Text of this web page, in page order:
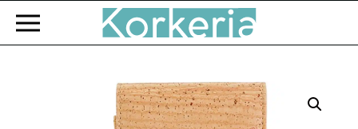
Zum Hauptinhalt springen